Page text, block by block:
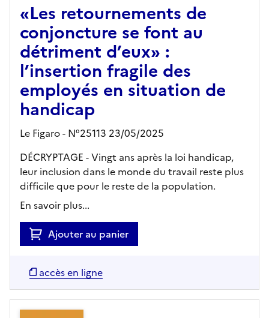
«Les retournements de
conjoncture se font au
détriment d’eux» :
l’insertion fragile des
employés en situation de
handicap
Le Figaro - N°25113 23/05/2025
DÉCRYPTAGE - Vingt ans après la loi handicap,
leur inclusion dans le monde du travail reste plus
difficile que pour le reste de la population.
En savoir plus...
Ajouter au panier
accès en ligne